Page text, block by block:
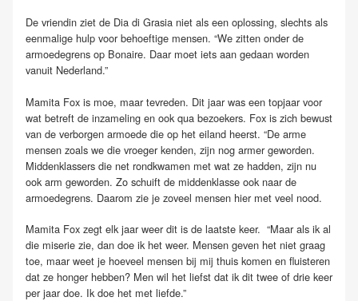
De vriendin ziet de Dia di Grasia niet als een oplossing, slechts als
eenmalige hulp voor behoeftige mensen. “We zitten onder de
armoedegrens op Bonaire. Daar moet iets aan gedaan worden
vanuit Nederland.”
Mamita Fox is moe, maar tevreden. Dit jaar was een topjaar voor
wat betreft de inzameling en ook qua bezoekers. Fox is zich bewust
van de verborgen armoede die op het eiland heerst. “De arme
mensen zoals we die vroeger kenden, zijn nog armer geworden.
Middenklassers die net rondkwamen met wat ze hadden, zijn nu
ook arm geworden. Zo schuift de middenklasse ook naar de
armoedegrens. Daarom zie je zoveel mensen hier met veel nood.
Mamita Fox zegt elk jaar weer dit is de laatste keer. “Maar als ik al
die miserie zie, dan doe ik het weer. Mensen geven het niet graag
toe, maar weet je hoeveel mensen bij mij thuis komen en fluisteren
dat ze honger hebben? Men wil het liefst dat ik dit twee of drie keer
per jaar doe. Ik doe het met liefde.”